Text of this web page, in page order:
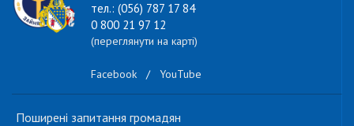
тел.: (056) 787 17 84
0 800 21 97 12
(переглянути на карті)
Facebook / YouTube
Поширені запитання громадян